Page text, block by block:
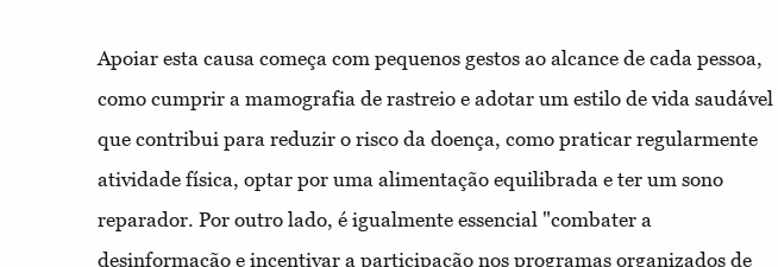
Apoiar esta causa começa com pequenos gestos ao alcance de cada pessoa,
como cumprir a mamografia de rastreio e adotar um estilo de vida saudável
que contribui para reduzir o risco da doença, como praticar regularmente
atividade física, optar por uma alimentação equilibrada e ter um sono
reparador. Por outro lado, é igualmente essencial "combater a
desinformação e incentivar a participação nos programas organizados de